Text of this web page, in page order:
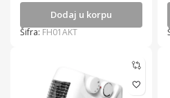
Dodaj u korpu
Šifra: FH01AKT